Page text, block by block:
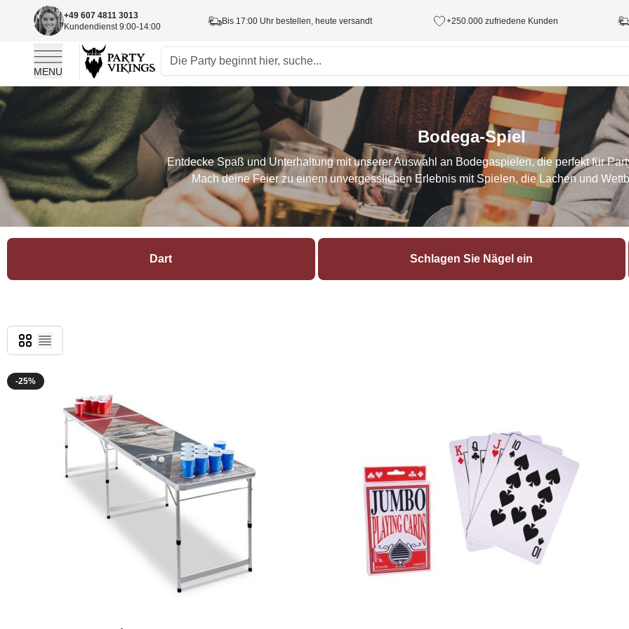
+49 607 4811 3013
Kundendienst 9:00-14:00
Bis 17:00 Uhr bestellen, heute versandt +250.000 zufriedene Kunden
MENU
Skip to Content
Bodega-Spiel
Entdecke Spaß und Unterhaltung mit unserer Auswahl an Bodegaspielen, die perfekt für
Mach deine Feier zu einem unvergesslichen Erlebnis mit Spielen, die Lachen und
Dart Schlagen Sie Nägel ein
Grid
List
-25%